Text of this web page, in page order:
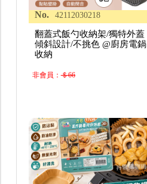
No. 42112030218
翻蓋式飯勺收納架/獨特外蓋
傾斜設計/不挑色 @廚房電鍋
收納
非會員：＄66